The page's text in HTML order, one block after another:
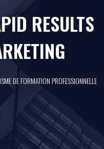
RESULTS
DE FORMATION PROFESSIONNELLE